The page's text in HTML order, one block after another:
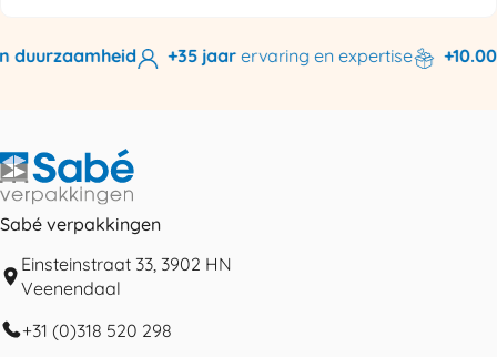
+35 jaarervaring en expertise
Sabé verpakkingen
Einsteinstraat 33, 3902 HN
Veenendaal
+31 (0)318 520 298